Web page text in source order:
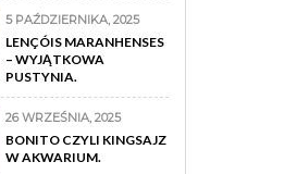
5 PAŹDZIERNIKA, 2025
LENÇÓIS MARANHENSES
– WYJĄTKOWA
PUSTYNIA.
26 WRZEŚNIA, 2025
BONITO CZYLI KINGSAJZ
W AKWARIUM.